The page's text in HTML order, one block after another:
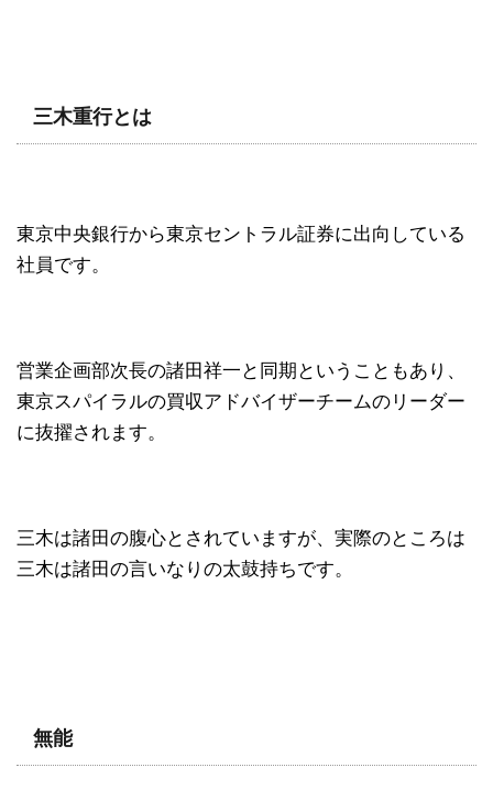
三木重行とは
東京中央銀行から東京セントラル証券に出向している
社員です。
営業企画部次長の諸田祥一と同期ということもあり、
東京スパイラルの買収アドバイザーチームのリーダー
に抜擢されます。
三木は諸田の腹心とされていますが、実際のところは
三木は諸田の言いなりの太鼓持ちです。
無能